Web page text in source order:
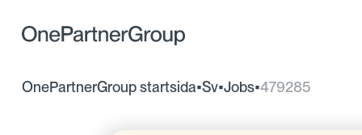
OnePartnerGroup startsida•Sv•Jobs•479285